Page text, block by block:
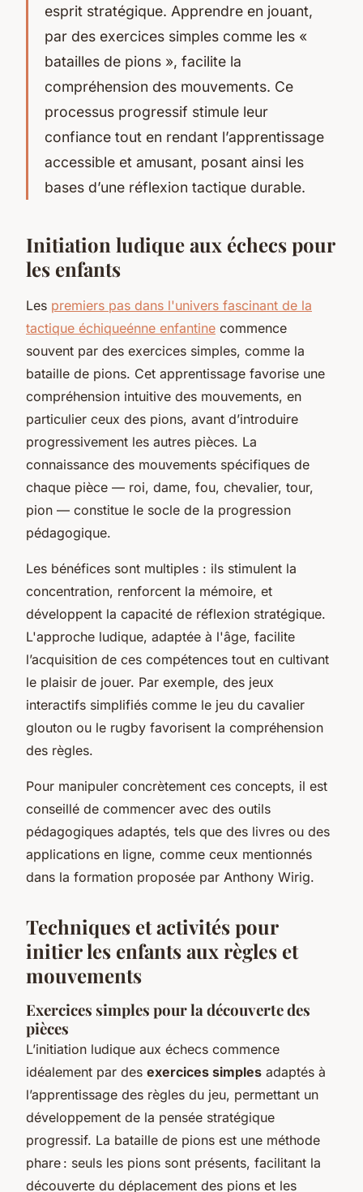
esprit stratégique. Apprendre en jouant,
par des exercices simples comme les «
batailles de pions », facilite la
compréhension des mouvements. Ce
processus progressif stimule leur
confiance tout en rendant l’apprentissage
accessible et amusant, posant ainsi les
bases d’une réflexion tactique durable.
Initiation ludique aux échecs pour
les enfants
Les premiers pas dans l'univers fascinant de la
tactique échiqueénne enfantine commence
souvent par des exercices simples, comme la
bataille de pions. Cet apprentissage favorise une
compréhension intuitive des mouvements, en
particulier ceux des pions, avant d’introduire
progressivement les autres pièces. La
connaissance des mouvements spécifiques de
chaque pièce — roi, dame, fou, chevalier, tour,
pion — constitue le socle de la progression
pédagogique.
Les bénéfices sont multiples : ils stimulent la
concentration, renforcent la mémoire, et
développent la capacité de réflexion stratégique.
L'approche ludique, adaptée à l'âge, facilite
l’acquisition de ces compétences tout en cultivant
le plaisir de jouer. Par exemple, des jeux
interactifs simplifiés comme le jeu du cavalier
glouton ou le rugby favorisent la compréhension
des règles.
Pour manipuler concrètement ces concepts, il est
conseillé de commencer avec des outils
pédagogiques adaptés, tels que des livres ou des
applications en ligne, comme ceux mentionnés
dans la formation proposée par Anthony Wirig.
Techniques et activités pour
initier les enfants aux règles et
mouvements
Exercices simples pour la découverte des
pièces
L’initiation ludique aux échecs commence
idéalement par des exercices simples adaptés à
l’apprentissage des règles du jeu, permettant un
développement de la pensée stratégique
progressif. La bataille de pions est une méthode
phare : seuls les pions sont présents, facilitant la
découverte du déplacement des pions et les